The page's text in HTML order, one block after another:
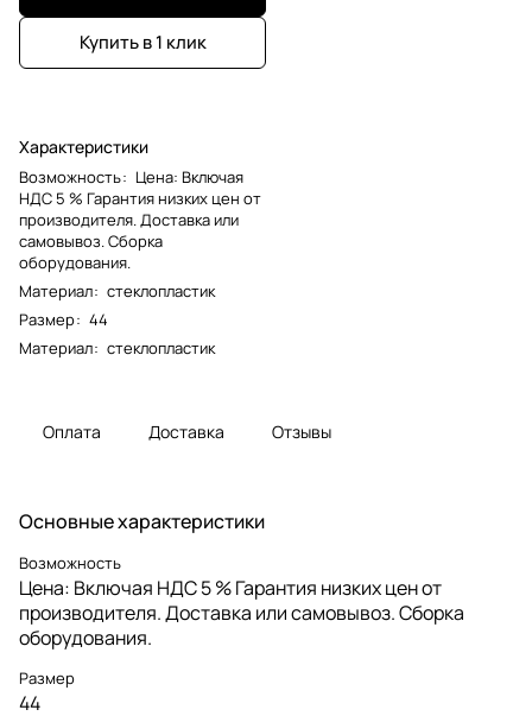
Купить в 1 клик
Характеристики
Возможность: Цена: Включая
НДС 5 % Гарантия низких цен от
производителя. Доставка или
самовывоз. Сборка
оборудования.
Материал: стеклопластик
Размер: 44
Материал: стеклопластик
Оплата Доставка Отзывы
Основные характеристики
Возможность
Цена: Включая НДС 5 % Гарантия низких цен от
производителя. Доставка или самовывоз. Сборка
оборудования.
Размер
44